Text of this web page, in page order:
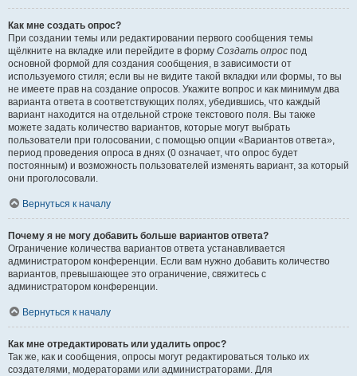
Как мне создать опрос?
При создании темы или редактировании первого сообщения темы
щёлкните на вкладке или перейдите в форму Создать опрос под
основной формой для создания сообщения, в зависимости от
используемого стиля; если вы не видите такой вкладки или формы, то вы
не имеете прав на создание опросов. Укажите вопрос и как минимум два
варианта ответа в соответствующих полях, убедившись, что каждый
вариант находится на отдельной строке текстового поля. Вы также
можете задать количество вариантов, которые могут выбрать
пользователи при голосовании, с помощью опции «Вариантов ответа»,
период проведения опроса в днях (0 означает, что опрос будет
постоянным) и возможность пользователей изменять вариант, за который
они проголосовали.
Вернуться к началу
Почему я не могу добавить больше вариантов ответа?
Ограничение количества вариантов ответа устанавливается
администратором конференции. Если вам нужно добавить количество
вариантов, превышающее это ограничение, свяжитесь с
администратором конференции.
Вернуться к началу
Как мне отредактировать или удалить опрос?
Так же, как и сообщения, опросы могут редактироваться только их
создателями, модераторами или администраторами. Для